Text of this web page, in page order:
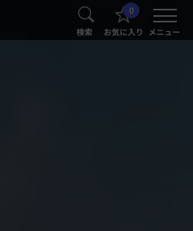
検索
0
お気に入り メニュー
®